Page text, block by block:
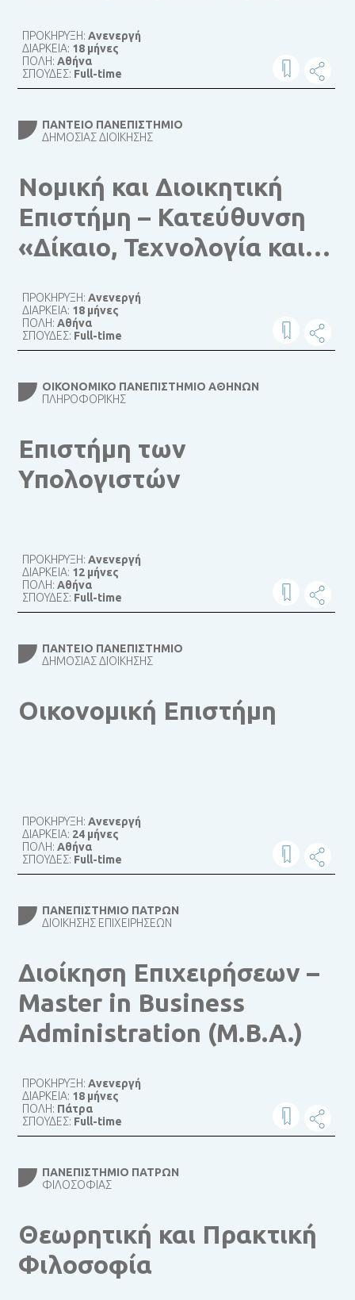
ΠΡΟΚΗΡΥΞΗ:Ανενεργή
ΔΙΑΡΚΕΙΑ: 18 μήνες
ΠΟΛΗ:Αθήνα
ΣΠΟΥΔΕΣ: Full-time
ΠΆΝΤΕΙΟ ΠΑΝΕΠΙΣΤΉΜΙΟ
ΔΗΜΌΣΙΑΣ ΔΙΟΊΚΗΣΗΣ
Νομική και Διοικητική
Επιστήμη – Κατεύθυνση
«Δίκαιο, Τεχνολογία και
ΠΡΟΚΗΡΥΞΗ:Ανενεργή
ΔΙΑΡΚΕΙΑ: 18 μήνες
ΠΟΛΗ:Αθήνα
ΣΠΟΥΔΕΣ: Full-time
ΟΙΚΟΝΟΜΙΚΌ ΠΑΝΕΠΙΣΤΉΜΙΟ ΑΘΗΝΏΝ
ΠΛΗΡΟΦΟΡΙΚΉΣ
Επιστήμη των
Υπολογιστών
ΠΡΟΚΗΡΥΞΗ:Ανενεργή
ΔΙΑΡΚΕΙΑ: 12 μήνες
ΠΟΛΗ:Αθήνα
ΣΠΟΥΔΕΣ: Full-time
ΠΆΝΤΕΙΟ ΠΑΝΕΠΙΣΤΉΜΙΟ
ΔΗΜΌΣΙΑΣ ΔΙΟΊΚΗΣΗΣ
Οικονομική Επιστήμη
ΠΡΟΚΗΡΥΞΗ:Ανενεργή
ΔΙΑΡΚΕΙΑ: 24 μήνες
ΠΟΛΗ:Αθήνα
ΣΠΟΥΔΕΣ: Full-time
ΠΑΝΕΠΙΣΤΉΜΙΟ ΠΑΤΡΏΝ
ΔΙΟΊΚΗΣΗΣ ΕΠΙΧΕΙΡΉΣΕΩΝ
Διοίκηση Επιχειρήσεων –
Master in Business
Administration (M.B.A.)
ΠΡΟΚΗΡΥΞΗ:Ανενεργή
ΔΙΑΡΚΕΙΑ: 18 μήνες
ΠΟΛΗ: Πάτρα
ΣΠΟΥΔΕΣ: Full-time
ΠΑΝΕΠΙΣΤΉΜΙΟ ΠΑΤΡΏΝ
ΦΙΛΟΣΟΦΊΑΣ
Θεωρητική και Πρακτική
Φιλοσοφία